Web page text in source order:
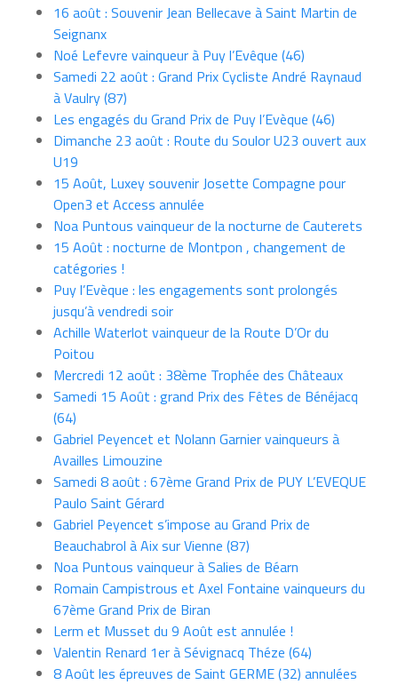
16 août : Souvenir Jean Bellecave à Saint Martin de
Seignanx
Noé Lefevre vainqueur à Puy l’Evêque (46)
Samedi 22 août : Grand Prix Cycliste André Raynaud
à Vaulry (87)
Les engagés du Grand Prix de Puy l’Evèque (46)
Dimanche 23 août : Route du Soulor U23 ouvert aux
U19
15 Août, Luxey souvenir Josette Compagne pour
Open3 et Access annulée
Noa Puntous vainqueur de la nocturne de Cauterets
15 Août : nocturne de Montpon , changement de
catégories !
Puy l’Evèque : les engagements sont prolongés
jusqu’à vendredi soir
Achille Waterlot vainqueur de la Route D’Or du
Poitou
Mercredi 12 août : 38ème Trophée des Châteaux
Samedi 15 Août : grand Prix des Fêtes de Bénéjacq
(64)
Gabriel Peyencet et Nolann Garnier vainqueurs à
Availles Limouzine
Samedi 8 août : 67ème Grand Prix de PUY L’EVEQUE
Paulo Saint Gérard
Gabriel Peyencet s’impose au Grand Prix de
Beauchabrol à Aix sur Vienne (87)
Noa Puntous vainqueur à Salies de Béarn
Romain Campistrous et Axel Fontaine vainqueurs du
67ème Grand Prix de Biran
Lerm et Musset du 9 Août est annulée !
Valentin Renard 1er à Sévignacq Théze (64)
8 Août les épreuves de Saint GERME (32) annulées